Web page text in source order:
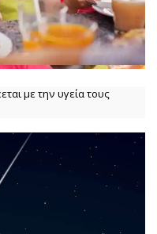
με την υγεία τους